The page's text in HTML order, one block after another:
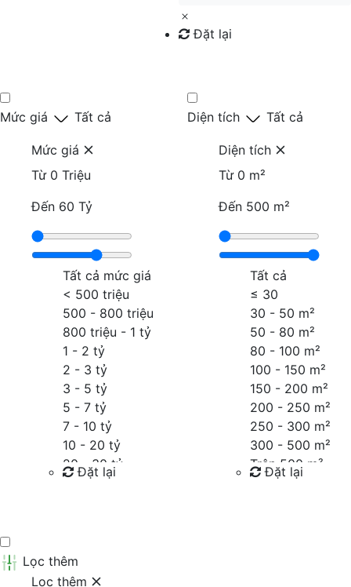
Đặt lại
Mức giá Tất cả
Mức giá
Từ 0 Triệu
Đến 60 Tỷ
Tất cả mức giá
< 500 triệu
500 - 800 triệu
800 triệu - 1 tỷ
1 - 2 tỷ
2 - 3 tỷ
3 - 5 tỷ
5 - 7 tỷ
7 - 10 tỷ
10 - 20 tỷ
20 - 30 tỷ
30 - 40 tỷ
Đặt lại
Diện tích Tất cả
Diện tích
Từ 0 m²
Đến 500 m²
Tất cả
≤ 30
30 - 50 m²
50 - 80 m²
80 - 100 m²
100 - 150 m²
150 - 200 m²
200 - 250 m²
250 - 300 m²
300 - 500 m²
Trên 500 m²
Đặt lại
Lọc thêm
Lọc thêm